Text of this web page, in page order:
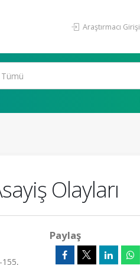
Araştırmacı Girişi
Olayları
155,
Paylaş